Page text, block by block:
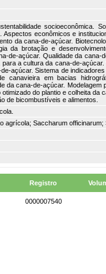
socioeconômica.
econômicos e
da cana-de-açúcar.
da brotação e
de-açúcar. Qualidade da cana-
a cultura da cana-de-açúcar.
açúcar. Sistema de
canavieira em bacias
da cana-de-açúcar. Modelagem
do plantio e colheita da
de bicombustíveis e alimentos.
agrícola; Saccharum officinarum;
Registro
0000007540